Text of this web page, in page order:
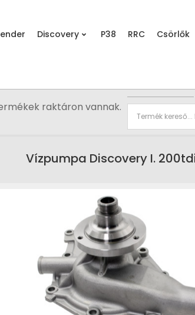
Discovery P38 RRC Csörlők
raktáron vannak.
Vízpumpa Discovery I.